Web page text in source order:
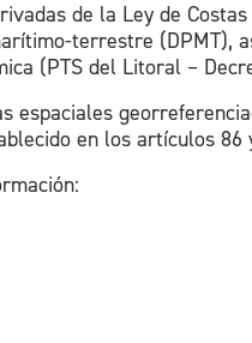
de la Ley de
terrestre (DPMT),
(PTS del Litoral –
espaciales
en los artículos